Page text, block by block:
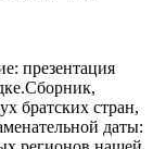
презентация
братских стран,
даты: